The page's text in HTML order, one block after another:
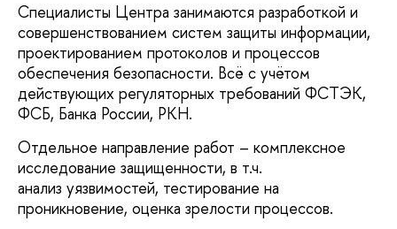
Специалисты Центра занимаются разработкой и
совершенствованием систем защиты информации,
проектированием протоколов и процессов
обеспечения безопасности. Всё с учётом
действующих регуляторных требований ФСТЭК,
ФСБ, Банка России, РКН.
Отдельное направление работ – комплексное
исследование защищенности, в т.ч.
анализ уязвимостей, тестирование на
проникновение, оценка зрелости процессов.